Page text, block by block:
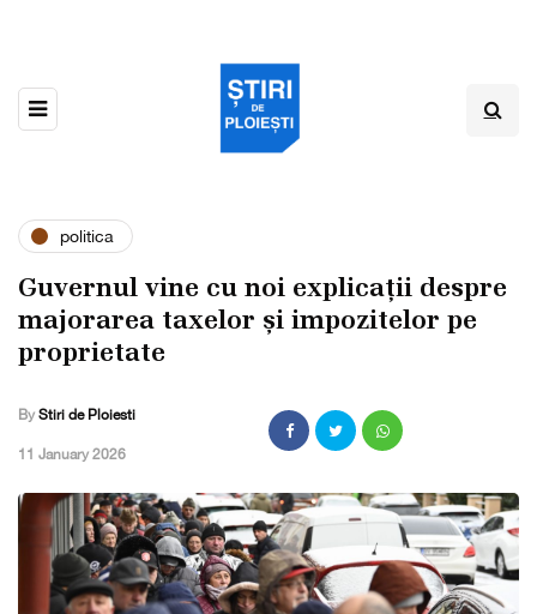
politica
Guvernul vine cu noi explicații despre
majorarea taxelor și impozitelor pe
proprietate
By Stiri de Ploiesti
,11 January 2026